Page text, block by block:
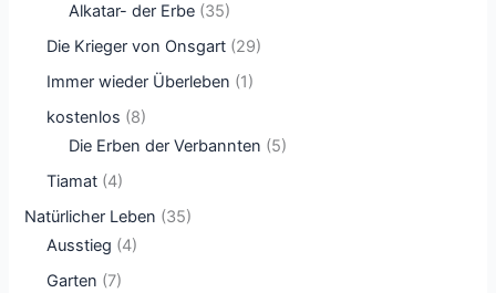
Alkatar- der Erbe (35)
Die Krieger von Onsgart (29)
Immer wieder Überleben (1)
kostenlos (8)
Die Erben der Verbannten (5)
Tiamat (4)
Natürlicher Leben (35)
Ausstieg (4)
Garten (7)